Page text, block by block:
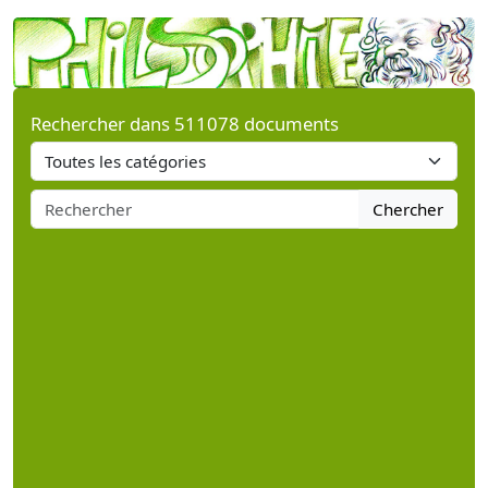
Rechercher dans 511078 documents
Chercher